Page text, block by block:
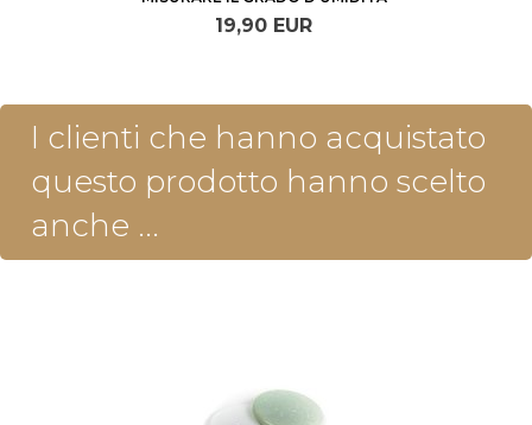
19,90 EUR
I clienti che hanno acquistato
questo prodotto hanno scelto
anche ...